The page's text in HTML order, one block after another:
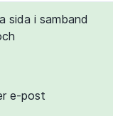
sida i samband
e-post